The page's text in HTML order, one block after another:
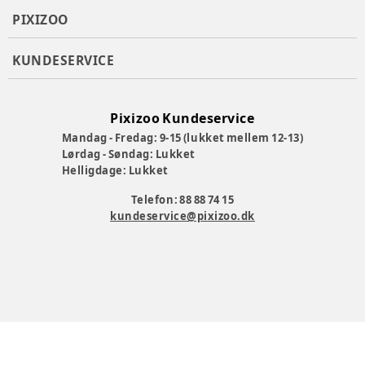
PIXIZOO
KUNDESERVICE
Pixizoo Kundeservice
Mandag - Fredag: 9-15 (lukket mellem 12-13)
Lørdag - Søndag: Lukket
Helligdage: Lukket
Telefon: 88 88 74 15
kundeservice@pixizoo.dk